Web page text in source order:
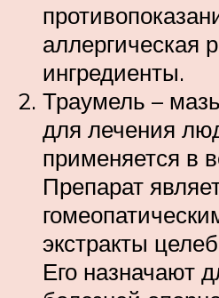
аллергическая
ингредиенты.
Траумель –
для лечения
применяется в
Препарат
экстракты
Его назначают